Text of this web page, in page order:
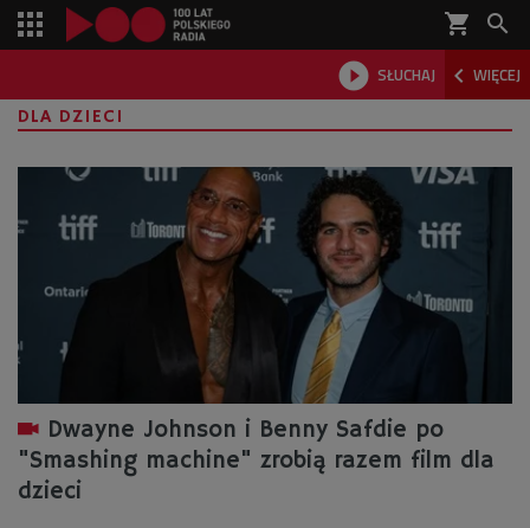
shopping_cart 
 SŁUCHAJ  WIĘCEJ

DLA DZIECI
Dwayne Johnson i Benny Safdie po
"Smashing machine" zrobią razem film dla
dzieci